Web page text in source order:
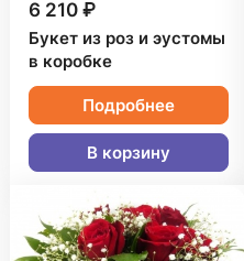
6 210 ₽
Букет из роз и эустомы
в коробке
Подробнее
В корзину